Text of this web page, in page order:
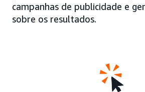
campanhas de publicidade e
sobre os resultados.